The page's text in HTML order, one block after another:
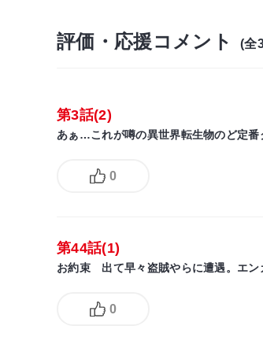
評価・応援コメント (全
第3話(2)
あぁ…これが噂の異世界転生物のど定番
0
第44話(1)
お約束 出て早々盗賊やらに遭遇。エン
0